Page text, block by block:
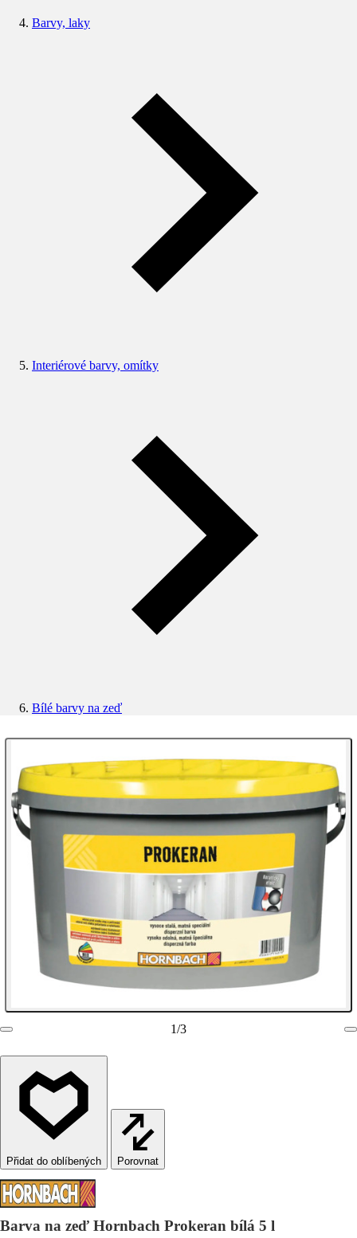
Barvy, laky
Interiérové barvy, omítky
Bílé barvy na zeď
1/3
Porovnat
Barva na zeď Hornbach Prokeran bílá 5 l